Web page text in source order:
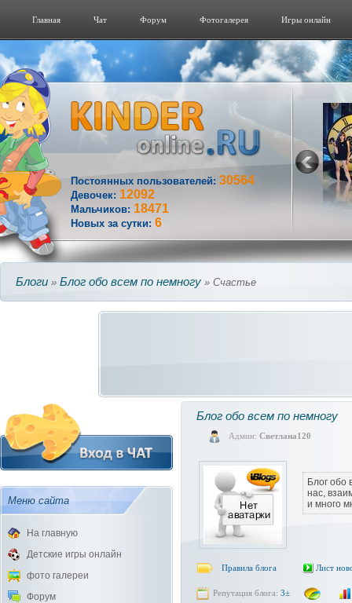
Главная Чат Форум Фотогалерeя Игры онлайн
Постоянных пользователей: 30564
Девочек: 12092
Мальчиков: 18471
Новых за сутки: 6
Блоги » Блог обо всем по немногу » Счастье
Меню сайта
На главную
Детские игры онлайн
фото галереи
Форум
Блог обо всем по немногу
Админ: Светлана120
Блог обо
нас,
и много
Правила блога Лист
Репутация блога: 3±